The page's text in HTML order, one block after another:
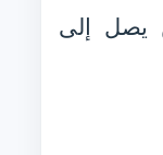
يصل إلى